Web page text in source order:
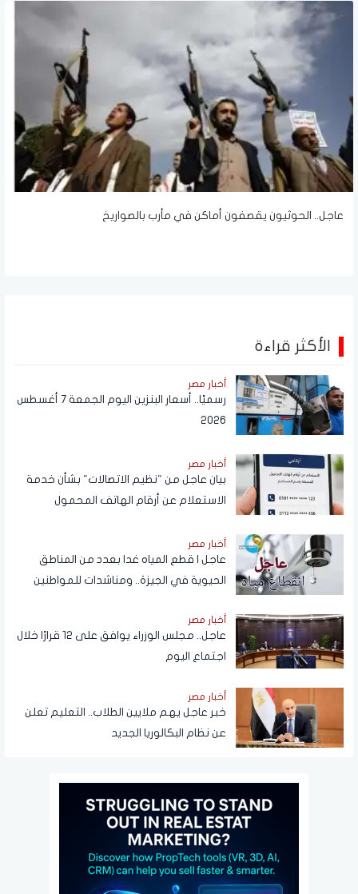
عاجل.. الحوثيون يقصفون أماكن في مأرب بالصواريخ
الأكثر قراءة
أخبار مصر
رسميًا.. أسعار البنزين اليوم الجمعة 7 أغسطس
2026
أخبار مصر
بيان عاجل من "نظيم الاتصالات" بشأن خدمة
الاستعلام عن أرقام الهاتف المحمول
NTRA
أخبار مصر
عاجل | قطع المياه غدا بعدد من المناطق
الحيوية في الجيزة.. ومناشدات للمواطنين
أخبار مصر
عاجل.. مجلس الوزراء يوافق على 12 قرارًا خلال
اجتماع اليوم
أخبار مصر
خبر عاجل يهم ملايين الطلاب.. التعليم تعلن
عن نظام البكالوريا الجديد